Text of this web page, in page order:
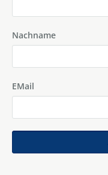
Nachname
EMail